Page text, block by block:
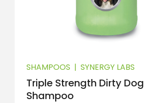
SHAMPOOS | SYNERGY LABS
Triple Strength Dirty Dog
Shampoo